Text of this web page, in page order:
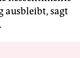
ausbleibt, sagt